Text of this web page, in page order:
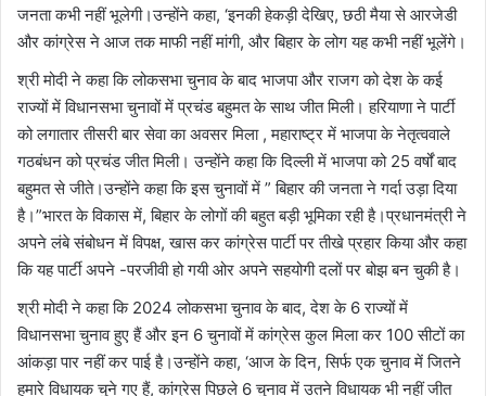
जनता कभी नहीं भूलेगी।उन्होंने कहा, ‘इनकी हेकड़ी देखिए, छठी मैया से आरजेडी
और कांग्रेस ने आज तक माफी नहीं मांगी, और बिहार के लोग यह कभी नहीं भूलेंगे।
श्री मोदी ने कहा कि लोकसभा चुनाव के बाद भाजपा और राजग को देश के कई
राज्यों में विधानसभा चुनावों में प्रचंड बहुमत के साथ जीत मिली। हरियाणा ने पार्टी
को लगातार तीसरी बार सेवा का अवसर मिला , महाराष्ट्र में भाजपा के नेतृत्ववाले
गठबंधन को प्रचंड जीत मिली। उन्होंने कहा कि दिल्ली में भाजपा को 25 वर्षों बाद
बहुमत से जीते।उन्होंने कहा कि इस चुनावों में ” बिहार की जनता ने गर्दा उड़ा दिया
है।”भारत के विकास में, बिहार के लोगों की बहुत बड़ी भूमिका रही है।प्रधानमंत्री ने
अपने लंबे संबोधन में विपक्ष, खास कर कांग्रेस पार्टी पर तीखे प्रहार किया और कहा
कि यह पार्टी अपने -परजीवी हो गयी ओर अपने सहयोगी दलों पर बोझ बन चुकी है।
श्री मोदी ने कहा कि 2024 लोकसभा चुनाव के बाद, देश के 6 राज्यों में
विधानसभा चुनाव हुए हैं और इन 6 चुनावों में कांग्रेस कुल मिला कर 100 सीटों का
आंकड़ा पार नहीं कर पाई है।उन्होंने कहा, ‘आज के दिन, सिर्फ एक चुनाव में जितने
हमारे विधायक चुने गए हैं, कांग्रेस पिछले 6 चुनाव में उतने विधायक भी नहीं जीत